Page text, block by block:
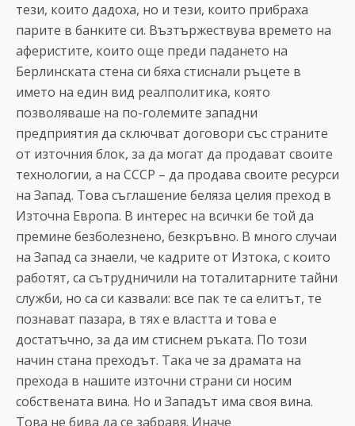
тези, които дадоха, но и тези, които прибраха
парите в банките си. Възтържествува времето на
аферистите, които още преди падането на
Берлинската стена си бяха стиснали ръцете в
името на един вид реалполитика, която
позволяваше на по-големите западни
предприятия да сключват договори със страните
от източния блок, за да могат да продават своите
технологии, а на СССР – да продава своите ресурси
на Запад. Това съглашение беляза целия преход в
Източна Европа. В интерес на всички бе той да
премине безболезнено, безкръвно. В много случаи
на Запад са знаели, че кадрите от Изтока, с които
работят, са сътрудничили на тоталитарните тайни
служби, но са си казвали: все пак те са елитът, те
познават пазара, в тях е властта и това е
достатъчно, за да им стиснем ръката. По този
начин стана преходът. Така че за драмата на
прехода в нашите източни страни си носим
собствената вина. Но и Западът има своя вина.
Това не бива да се забравя. Иначе